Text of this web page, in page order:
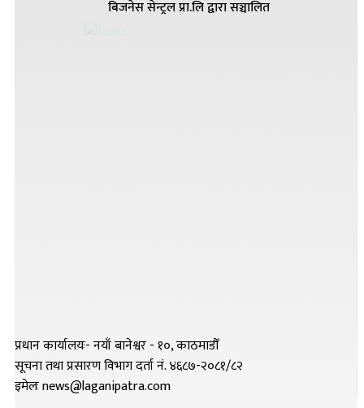
बिजनेस सेन्ट्रल प्रा.लि द्वारा सञ्चालित
प्रधान कार्यालयः- नयाँ बानेश्वर - १०, काठमाडौँ
सूचना तथा प्रसारण विभाग दर्ता नं. ४६८७-२०८१/८२
इमेलः news@laganipatra.com